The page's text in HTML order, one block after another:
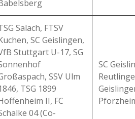
Salach, FTSV
SC Geislingen,
Stuttgart U-17, SG
SSV Ulm
TSG 1899
II, FC
04 (Co-
SC